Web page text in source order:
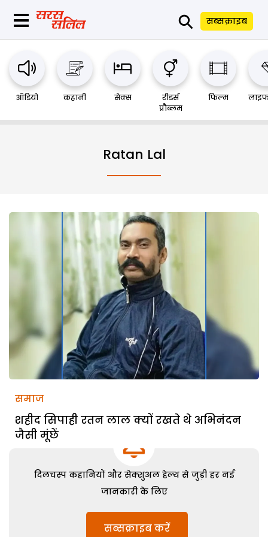
⚲ सब्सक्राइब
ऑडियो कहानी सेक्स
रीडर्स
प्रौब्लम
फिल्म
Ratan Lal
समाज
शहीद सिपाही रतन लाल क्यों रखते थे अभिनंदन
जैसी मूंछें
दिलचस्प कहानियों और सेक्शुअल हेल्थ से जुड़ी हर नई
जानकारी के लिए
सब्सक्राइब करें